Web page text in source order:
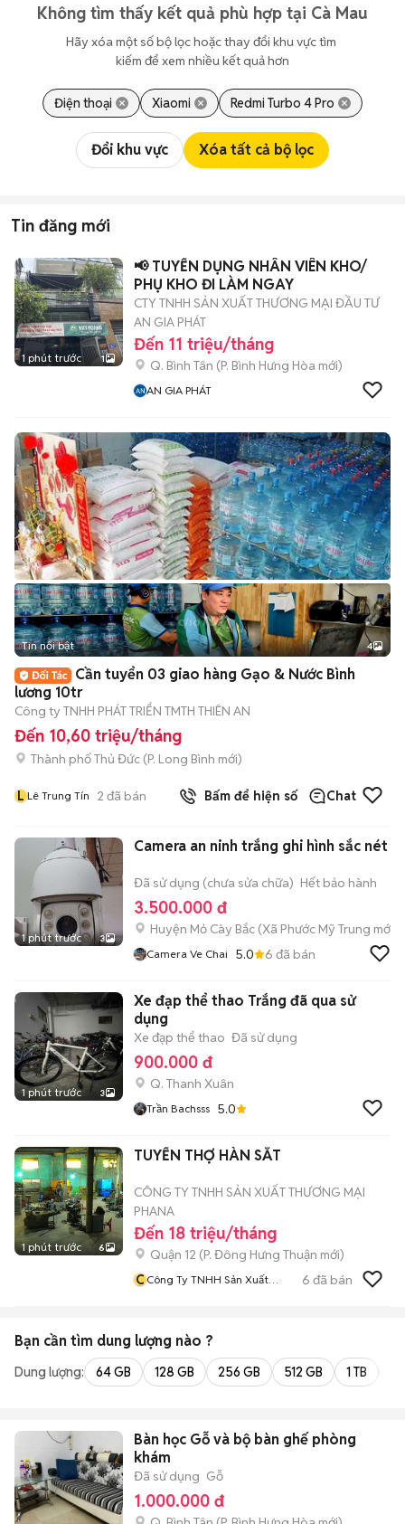
Không tìm thấy kết quả phù hợp tại Cà Mau
Hãy xóa một số bộ lọc hoặc thay đổi khu vực tìm
kiếm để xem nhiều kết quả hơn
Điện thoại Xiaomi Redmi Turbo 4 Pro
Đổi khu vực Xóa tất cả bộ lọc
Tin đăng mới
1 phút trước 1
📢 TUYỂN DỤNG NHÂN VIÊN KHO/
PHỤ KHO ĐI LÀM NGAY
CTY TNHH SẢN XUẤT THƯƠNG MẠI ĐẦU TƯ
AN GIA PHÁT
Đến 11 triệu/tháng
Q. Bình Tân (P. Bình Hưng Hòa mới)
AN GIA PHÁT
Tin nổi bật 4
Cần tuyển 03 giao hàng Gạo & Nước Bình
lương 10tr
Công ty TNHH PHÁT TRIỂN TMTH THIÊN AN
Đến 10,60 triệu/tháng
Thành phố Thủ Đức (P. Long Bình mới)
L Lê Trung Tín 2 đã bán Bấm để hiện số Chat
1 phút trước 3
Camera an ninh trắng ghi hình sắc nét
Đã sử dụng (chưa sửa chữa) Hết bảo hành
3.500.000 đ
Huyện Mỏ Cày Bắc (Xã Phước Mỹ Trung mới)
Camera Ve Chai 5.0 6 đã bán
1 phút trước 3
Xe đạp thể thao Trắng đã qua sử
dụng
Xe đạp thể thao Đã sử dụng
900.000 đ
Q. Thanh Xuân
Trần Bachsss 5.0
1 phút trước 6
TUYỂN THỢ HÀN SẮT
CÔNG TY TNHH SẢN XUẤT THƯƠNG MẠI
PHANA
Đến 18 triệu/tháng
Quận 12 (P. Đông Hưng Thuận mới)
CCông Ty TNHH Sản Xuất
6 đã bán
Bạn cần tìm dung lượng nào ?
Dung lượng: 64 GB 128 GB 256 GB 512 GB 1 TB
Bàn học Gỗ và bộ bàn ghế phòng
khám
Đã sử dụng Gỗ
1.000.000 đ